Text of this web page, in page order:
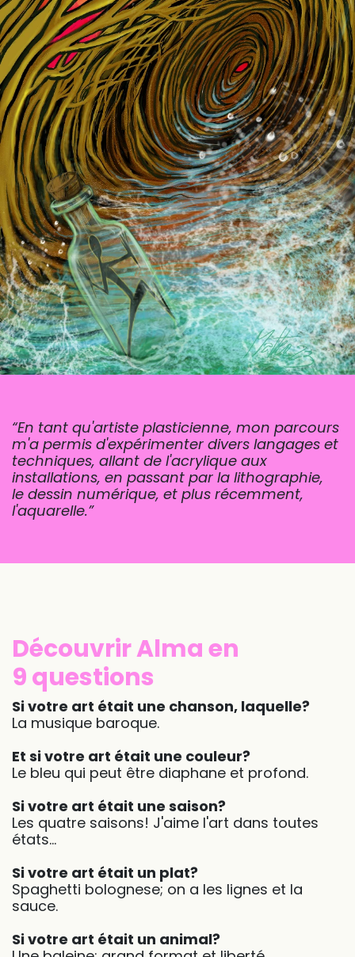
“En tant qu'artiste plasticienne, mon parcours
m'a permis d'expérimenter divers langages et
techniques, allant de l'acrylique aux
installations, en passant par la lithographie,
le dessin numérique, et plus récemment,
l'aquarelle.”
Découvrir Alma en
9 questions
Si votre art était une chanson, laquelle?
La musique baroque.
Et si votre art était une couleur?
Le bleu qui peut être diaphane et profond.
Si votre art était une saison?
Les quatre saisons! J'aime l'art dans toutes
états…
Si votre art était un plat?
Spaghetti bolognese; on a les lignes et la
sauce.
Si votre art était un animal?